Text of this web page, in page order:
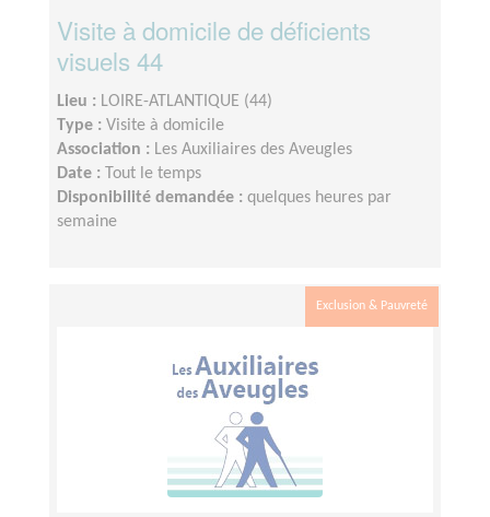
Visite à domicile de déficients
visuels 44
Lieu : LOIRE-ATLANTIQUE (44)
Type : Visite à domicile
Association : Les Auxiliaires des Aveugles
Date :
Tout le temps
Disponibilité demandée : quelques heures par
semaine
Exclusion & Pauvreté